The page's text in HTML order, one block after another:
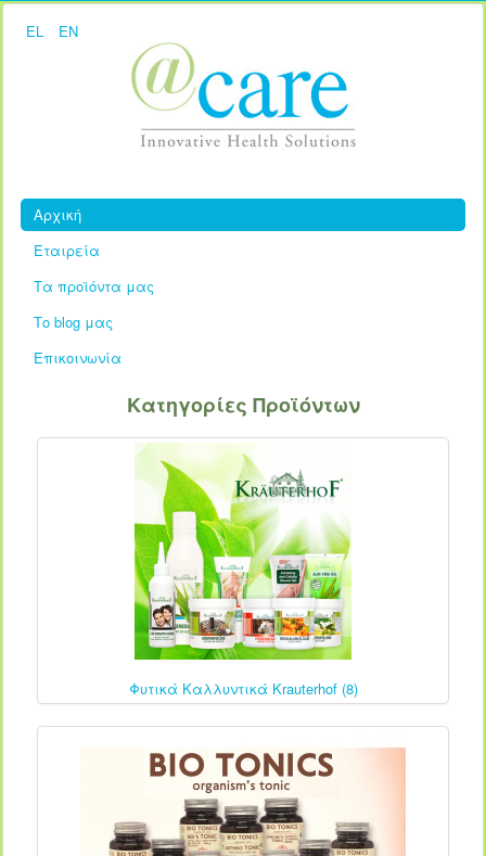
EL EN
Αρχική
Εταιρεία
Τα προϊόντα μας
Το blog μας
Επικοινωνία
Κατηγορίες Προϊόντων
Φυτικά Καλλυντικά Krauterhof (8)